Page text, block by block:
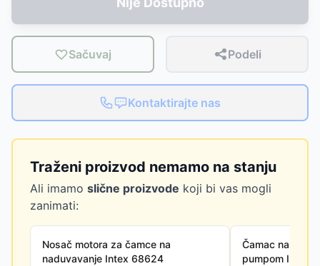
Sačuvaj Podeli
Kontaktirajte nas
Traženi proizvod nemamo na stanju
Ali imamo slične proizvode koji bi vas mogli
zanimati:
Nosač motora za čamce na
naduvavanje Intex 68624
Čamac na
pumpom Intex